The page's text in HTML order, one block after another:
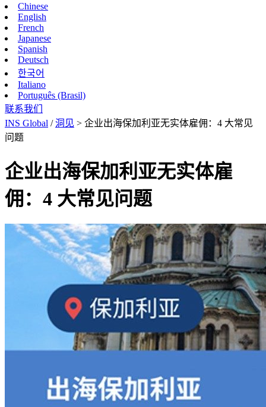
Chinese
English
French
Japanese
Spanish
Deutsch
한국어
Italiano
Português (Brasil)
联系我们
INS Global /洞见 > 企业出海保加利亚无实体雇佣：4 大常见
问题
企业出海保加利亚无实体雇
佣：4 大常见问题